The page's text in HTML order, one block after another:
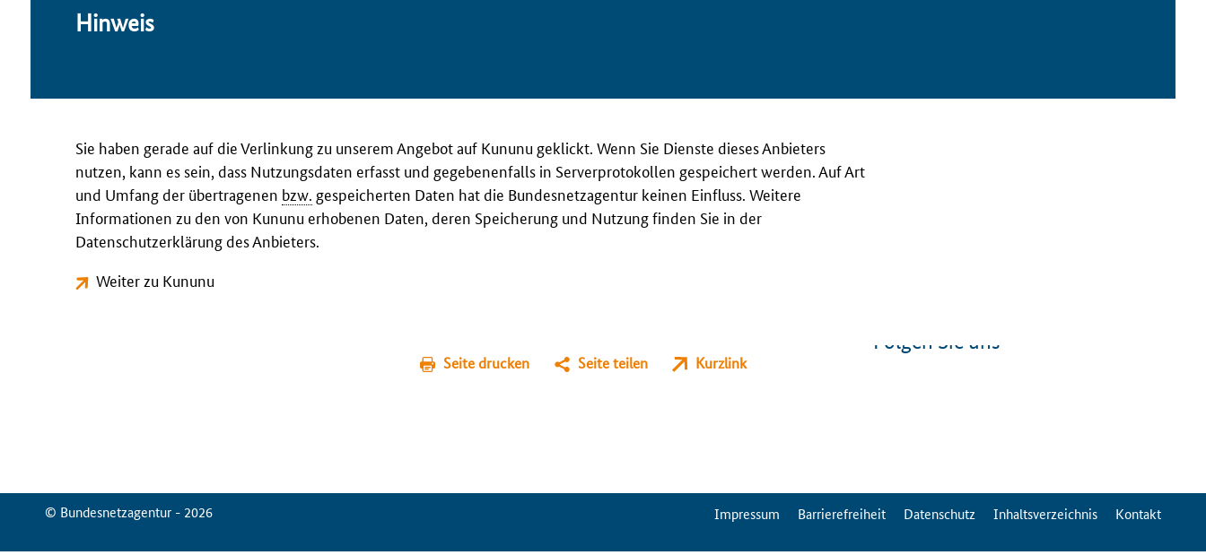
Hin­weis
Sie haben gerade auf die Verlinkung zu unserem Angebot auf Kununu geklickt. Wenn Sie Dienste dieses Anbieters
nutzen, kann es sein, dass Nutzungsdaten erfasst und gegebenenfalls in Serverprotokollen gespeichert werden. Auf Art
und Umfang der übertragenen bzw. gespeicherten Daten hat die Bundesnetzagentur keinen Einfluss. Weitere
Informationen zu den von Kununu erhobenen Daten, deren Speicherung und Nutzung finden Sie in der
Datenschutzerklärung des Anbieters.
Weiter zu Kununu
Seite drucken Seite teilen Kurzlink
Folgen Sie uns
© Bundesnetzagentur - 2026 ServiceMenuImpressum Barrierefreiheit Datenschutz Inhaltsverzeichnis Kontakt